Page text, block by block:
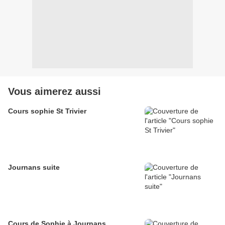
Vous aimerez aussi
Cours sophie St Trivier
Journans suite